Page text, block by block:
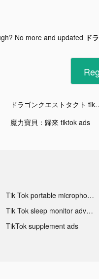
No more and updated ド
ドラゴンク
魔力寶貝：歸來 tiktok ads
Tik Tok portable microphone advertising
Tik Tok sleep monitor advertising
TikTok supplement ads